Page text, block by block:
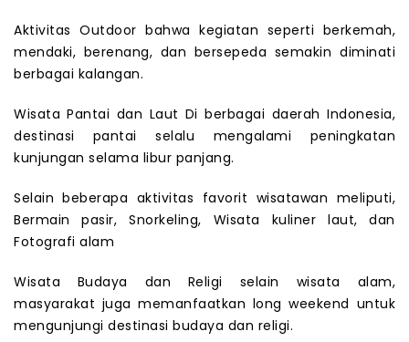
Aktivitas Outdoor bahwa kegiatan seperti berkemah,
mendaki, berenang, dan bersepeda semakin diminati
berbagai kalangan.
Wisata Pantai dan Laut Di berbagai daerah Indonesia,
destinasi pantai selalu mengalami peningkatan
kunjungan selama libur panjang.
Selain beberapa aktivitas favorit wisatawan meliputi,
Bermain pasir, Snorkeling, Wisata kuliner laut, dan
Fotografi alam
Wisata Budaya dan Religi selain wisata alam,
masyarakat juga memanfaatkan long weekend untuk
mengunjungi destinasi budaya dan religi.